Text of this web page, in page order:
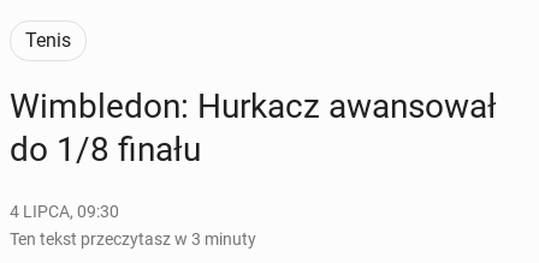
Tenis
Wim­ble­don: Hurkacz awan­so­wał
do 1/8 finału
4 LIPCA, 09:30
Ten tekst przeczytasz w 3 minuty